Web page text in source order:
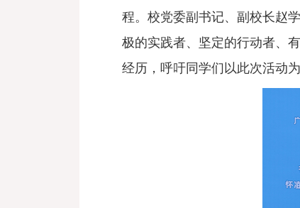
程。校党委副书记、副校长赵
极的实践者、坚定的行动者、
经历，呼吁同学们以此次活动